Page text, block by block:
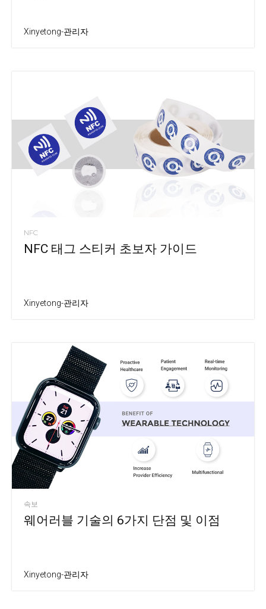
Xinyetong-관리자
NFC
NFC 태그 스티커 초보자 가이드
Xinyetong-관리자
속보
웨어러블 기술의 6가지 단점 및 이점
Xinyetong-관리자